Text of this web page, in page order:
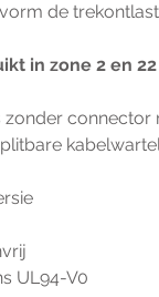
de
in zone 2 en 22
connector
UL94-V0